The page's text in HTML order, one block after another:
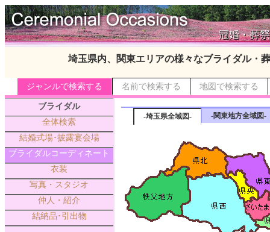
埼玉県内、関東エリアの様々なブライダル・
ジャンルで検索する 名前で検索する 地図で検索する
ブライダル
全体検索
結婚式場･披露宴会場
ブライダルコーディネート
衣装
写真・スタジオ
仲人・紹介
結納品･引出物
-埼玉県全域図- -関東地方全域図-